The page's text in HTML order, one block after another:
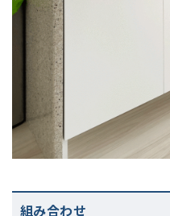
組み合わせ